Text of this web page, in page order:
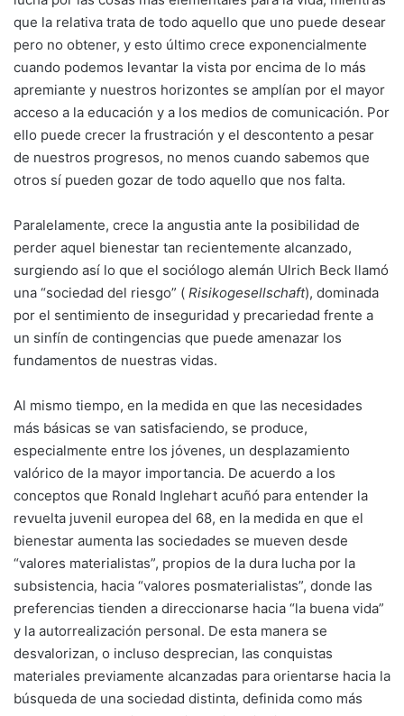
que la relativa trata de todo aquello que uno puede desear
pero no obtener, y esto último crece exponencialmente
cuando podemos levantar la vista por encima de lo más
apremiante y nuestros horizontes se amplían por el mayor
acceso a la educación y a los medios de comunicación. Por
ello puede crecer la frustración y el descontento a pesar
de nuestros progresos, no menos cuando sabemos que
otros sí pueden gozar de todo aquello que nos falta.
Paralelamente, crece la angustia ante la posibilidad de
perder aquel bienestar tan recientemente alcanzado,
surgiendo así lo que el sociólogo alemán Ulrich Beck llamó
una “sociedad del riesgo” ( Risikogesellschaft), dominada
por el sentimiento de inseguridad y precariedad frente a
un sinfín de contingencias que puede amenazar los
fundamentos de nuestras vidas.
Al mismo tiempo, en la medida en que las necesidades
más básicas se van satisfaciendo, se produce,
especialmente entre los jóvenes, un desplazamiento
valórico de la mayor importancia. De acuerdo a los
conceptos que Ronald Inglehart acuñó para entender la
revuelta juvenil europea del 68, en la medida en que el
bienestar aumenta las sociedades se mueven desde
“valores materialistas”, propios de la dura lucha por la
subsistencia, hacia “valores posmaterialistas”, donde las
preferencias tienden a direccionarse hacia “la buena vida”
y la autorrealización personal. De esta manera se
desvalorizan, o incluso desprecian, las conquistas
materiales previamente alcanzadas para orientarse hacia la
búsqueda de una sociedad distinta, definida como más